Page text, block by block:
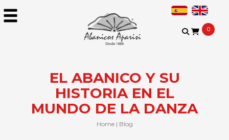
0
EL ABANICO Y SU
HISTORIA EN EL
MUNDO DE LA DANZA
Home| Blog